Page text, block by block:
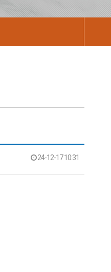
24-12-17 10:31